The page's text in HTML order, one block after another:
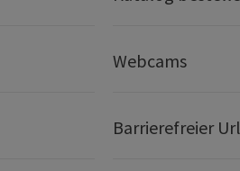
Webcams
Barrierefreier